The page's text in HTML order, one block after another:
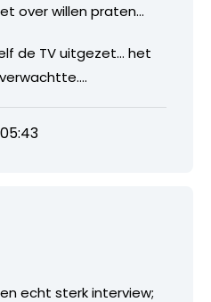
over willen praten…
de TV uitgezet… het
echt sterk interview;